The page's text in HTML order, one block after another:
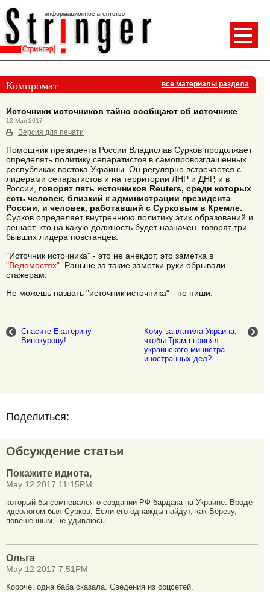
Компромат все материалы раздела
Источники источников тайно сообщают об источнике
12 Мая 2017
Версия для печати
Помощник президента России Владислав Сурков продолжает
определять политику сепаратистов в самопровозглашенных
республиках востока Украины. Он регулярно встречается с
лидерами сепаратистов и на территории ЛНР и ДНР, и в
России, говорят пять источников Reuters, среди которых
есть человек, близкий к администрации президента
России, и человек, работавший с Сурковым в Кремле.
Сурков определяет внутреннюю политику этих образований и
решает, кто на какую должность будет назначен, говорят три
бывших лидера повстанцев.
"Источник источника" - это не анекдот, это заметка в
"Ведомостях" . Раньше за такие заметки руки обрывали
стажерам.
Не можешь назвать "источник источника" - не пиши.
Спасите Екатерину
Винокурову!
Кому заплатила Украина,
чтобы Трамп принял
украинского министра
иностранных дел?
Поделиться:
Обсуждение статьи
Покажите идиота,
May 12 2017 11:15PM
который бы сомневался о создании РФ бардака на Украине. Вроде
идеологом был Сурков. Если его однажды найдут, как Березу,
повешенным, не удивлюсь.
Ольга
May 12 2017 7:51PM
Короче, одна баба сказала. Сведения из соцсетей.